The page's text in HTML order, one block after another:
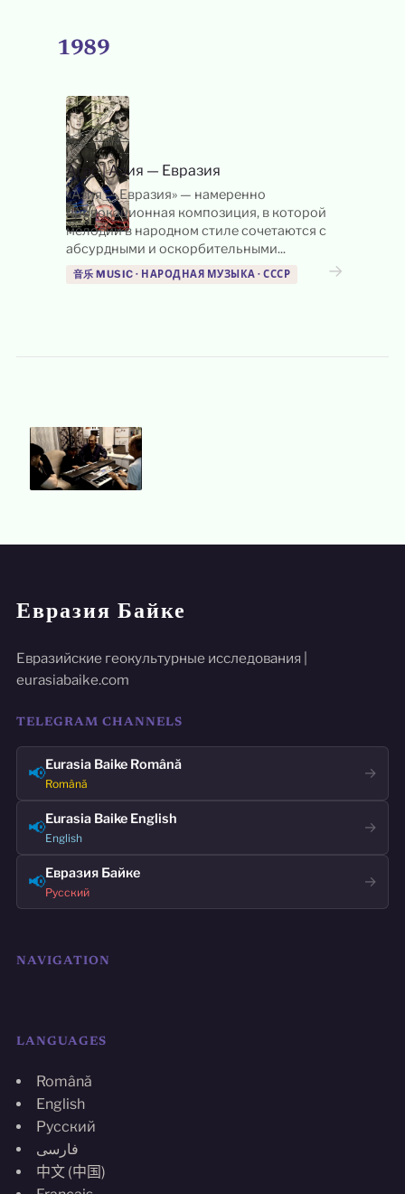
1989
Агас|Азия — Евразия
«Азия — Евразия» — намеренно
провокационная композиция, в которой
мелодии в народном стиле сочетаются с
абсурдными и оскорбительными...
音乐 MUSIC · НАРОДНАЯ МУЗЫКА · СССР →
Евразия Байке
Евразийские геокультурные исследования |
eurasiabaike.com
TELEGRAM CHANNELS
📢Eurasia Baike Română
Română
→
📢Eurasia Baike English
English
→
📢Евразия Байке
Русский
→
NAVIGATION
LANGUAGES
Română
English
Русский
فارسی
中文 (中国)